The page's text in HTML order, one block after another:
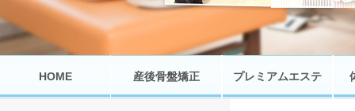
HOME 産後骨盤矯正 プレミアムエステ